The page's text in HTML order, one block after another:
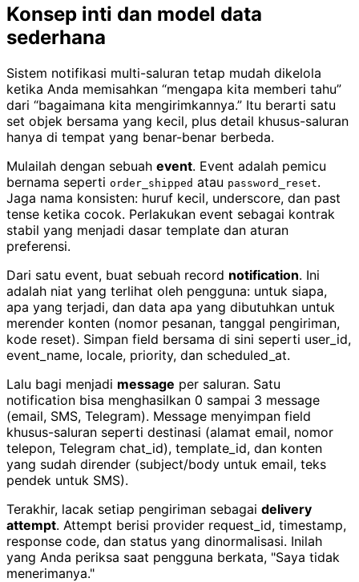
Konsep inti dan model data
sederhana
Sistem notifikasi multi-saluran tetap mudah dikelola
ketika Anda memisahkan “mengapa kita memberi tahu”
dari “bagaimana kita mengirimkannya.” Itu berarti satu
set objek bersama yang kecil, plus detail khusus-saluran
hanya di tempat yang benar-benar berbeda.
Mulailah dengan sebuah event. Event adalah pemicu
bernama seperti order_shipped atau password_reset.
Jaga nama konsisten: huruf kecil, underscore, dan past
tense ketika cocok. Perlakukan event sebagai kontrak
stabil yang menjadi dasar template dan aturan
preferensi.
Dari satu event, buat sebuah record notification. Ini
adalah niat yang terlihat oleh pengguna: untuk siapa,
apa yang terjadi, dan data apa yang dibutuhkan untuk
merender konten (nomor pesanan, tanggal pengiriman,
kode reset). Simpan field bersama di sini seperti user_id,
event_name, locale, priority, dan scheduled_at.
Lalu bagi menjadi message per saluran. Satu
notification bisa menghasilkan 0 sampai 3 message
(email, SMS, Telegram). Message menyimpan field
khusus-saluran seperti destinasi (alamat email, nomor
telepon, Telegram chat_id), template_id, dan konten
yang sudah dirender (subject/body untuk email, teks
pendek untuk SMS).
Terakhir, lacak setiap pengiriman sebagai delivery
attempt. Attempt berisi provider request_id, timestamp,
response code, dan status yang dinormalisasi. Inilah
yang Anda periksa saat pengguna berkata, "Saya tidak
menerimanya."